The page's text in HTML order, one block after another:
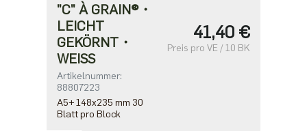
"C" À GRAIN®・
LEICHT
GEKÖRNT・
WEISS
Artikelnummer:
88807223
A5+ 148x235 mm 30
Blatt pro Block
41,40 €
Preis pro VE / 10 BK